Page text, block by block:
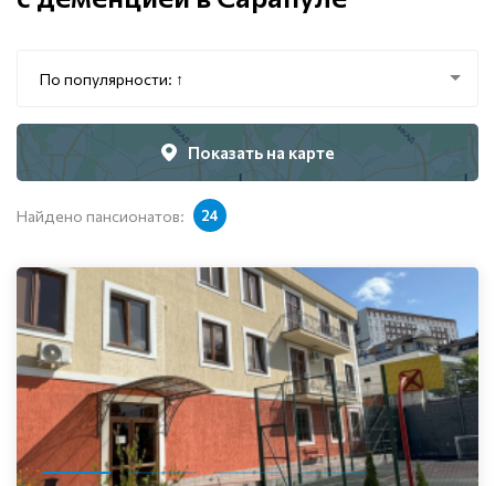
По популярности: ↑
Показать на карте
Найдено пансионатов: 24